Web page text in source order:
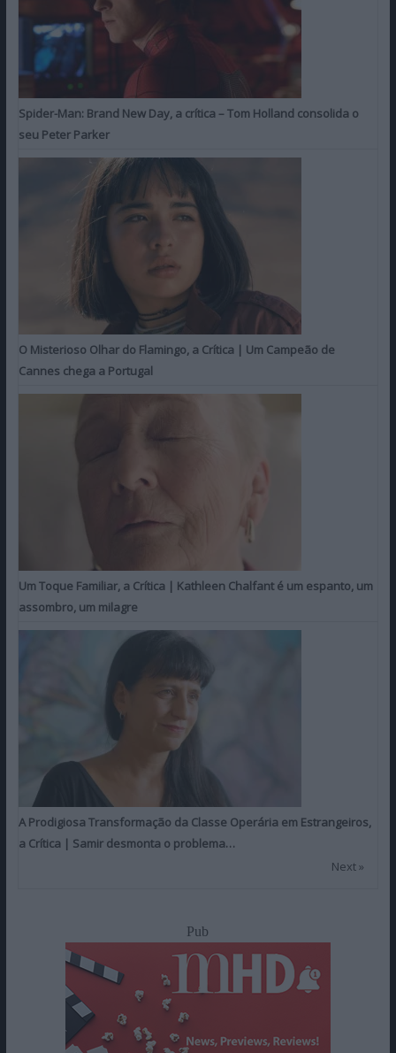
Spider-Man: Brand New Day, a crítica – Tom Holland consolida o
seu Peter Parker
O Misterioso Olhar do Flamingo, a Crítica | Um Campeão de
Cannes chega a Portugal
Um Toque Familiar, a Crítica | Kathleen Chalfant é um espanto, um
assombro, um milagre
A Prodigiosa Transformação da Classe Operária em Estrangeiros,
a Crítica | Samir desmonta o problema…
Next »
Pub